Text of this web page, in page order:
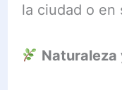
la ciudad o en
Naturaleza